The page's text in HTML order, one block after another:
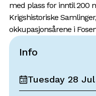
med plass for inntil 200
Krigshistoriske
okkupasjonsårene i
Info
Tuesday 28 Jul